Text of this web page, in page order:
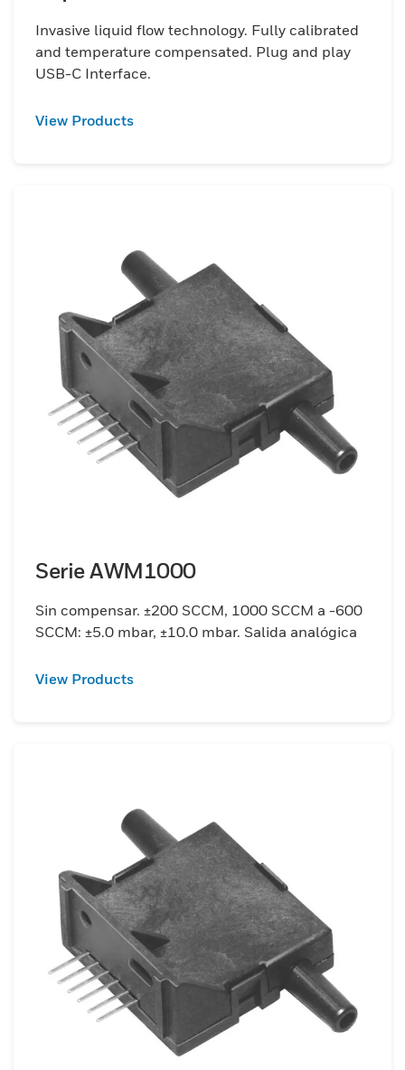
Invasive liquid flow technology. Fully calibrated
and temperature compensated. Plug and play
USB-C Interface.
View Products
Serie AWM1000
Sin compensar. ±200 SCCM, 1000 SCCM a -600
SCCM: ±5.0 mbar, ±10.0 mbar. Salida analógica
View Products